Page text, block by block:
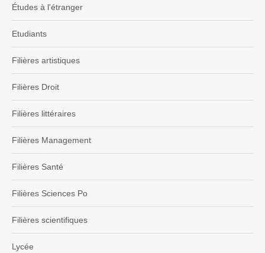
Études à l'étranger
Etudiants
Filières artistiques
Filières Droit
Filières littéraires
Filières Management
Filières Santé
Filières Sciences Po
Filières scientifiques
Lycée